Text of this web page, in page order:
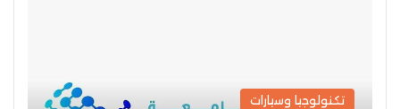
تكنولوجيا وسيارات